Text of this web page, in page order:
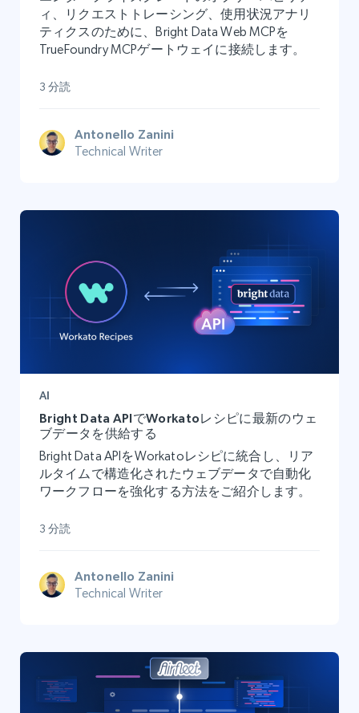
ィ、リクエストトレーシング、使用状況アナリ
ティクスのために、Bright Data Web MCPを
TrueFoundry MCPゲートウェイに接続します。
3 分読
Antonello Zanini
Technical Writer
AI
Bright Data APIでWorkatoレシピに最新のウェ
ブデータを供給する
Bright Data APIをWorkatoレシピに統合し、リア
ルタイムで構造化されたウェブデータで自動化
ワークフローを強化する方法をご紹介します。
3 分読
Antonello Zanini
Technical Writer